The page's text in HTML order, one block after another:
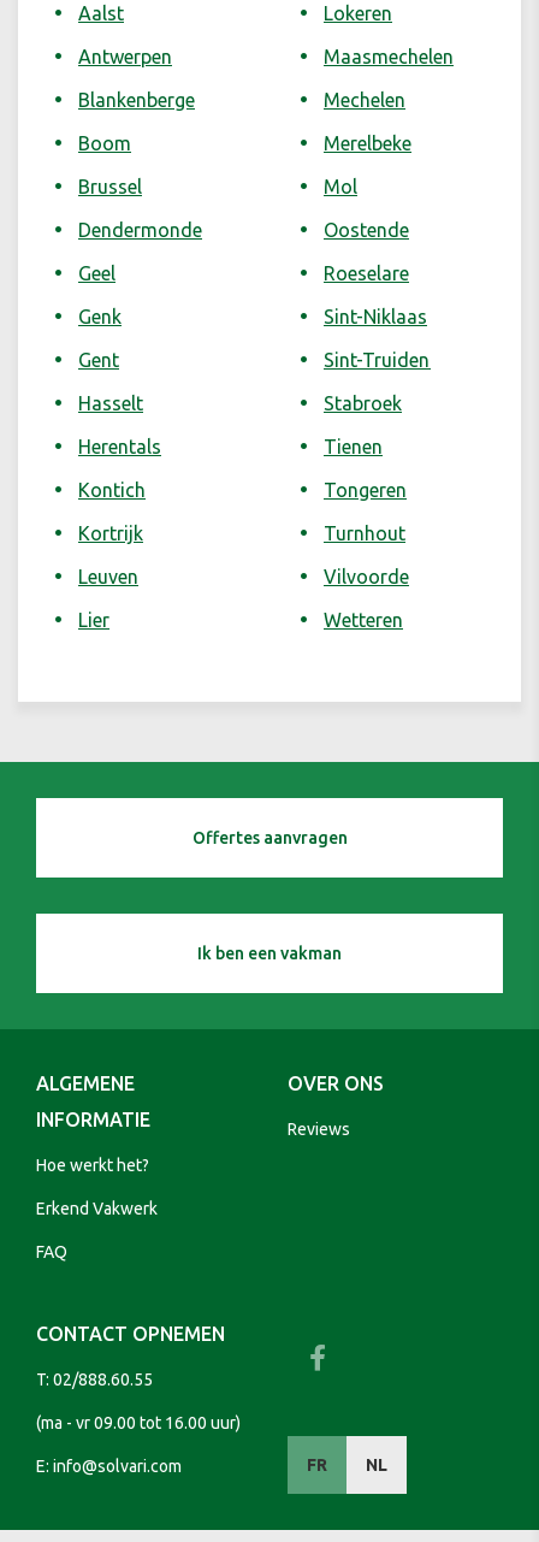
Aalst
Antwerpen
Blankenberge
Boom
Brussel
Dendermonde
Geel
Genk
Gent
Hasselt
Herentals
Kontich
Kortrijk
Leuven
Lier
Lokeren
Maasmechelen
Mechelen
Merelbeke
Mol
Oostende
Roeselare
Sint-Niklaas
Sint-Truiden
Stabroek
Tienen
Tongeren
Turnhout
Vilvoorde
Wetteren
Offertes aanvragen
Ik ben een vakman
ALGEMENE
INFORMATIE
Hoe werkt het?
Erkend Vakwerk
FAQ
OVER ONS
Reviews
CONTACT OPNEMEN
T: 02/888.60.55
(ma - vr 09.00 tot 16.00 uur)
E: info@solvari.com FR NL